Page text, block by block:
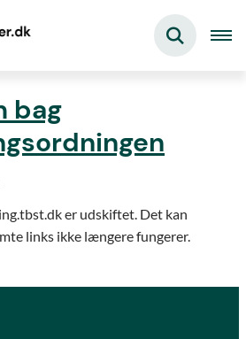
bag
er udskiftet. Det kan
links ikke længere fungerer.